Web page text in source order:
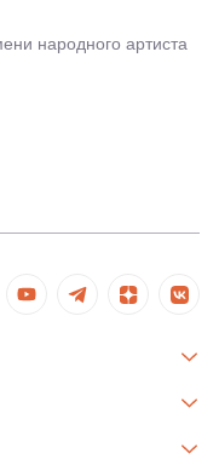
народного артиста